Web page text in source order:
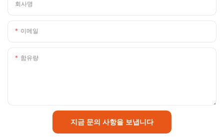
회사명
이메일
함유량
지금 문의 사항을 보냅니다